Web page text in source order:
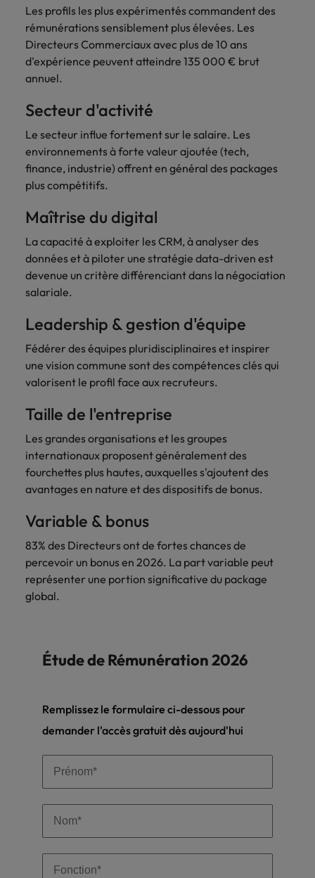
carrière dans le
recrutement ?
Les profils les plus expérimentés commandent des
rémunérations sensiblement plus élevées. Les
Directeurs Commerciaux avec plus de 10 ans
d'expérience peuvent atteindre 135 000 € brut
annuel.
Secteur d'activité
Le secteur influe fortement sur le salaire. Les
environnements à forte valeur ajoutée (tech,
finance, industrie) offrent en général des packages
plus compétitifs.
Maîtrise du digital
La capacité à exploiter les CRM, à analyser des
données et à piloter une stratégie data-driven est
devenue un critère différenciant dans la négociation
salariale.
Leadership & gestion d'équipe
Fédérer des équipes pluridisciplinaires et inspirer
une vision commune sont des compétences clés qui
valorisent le profil face aux recruteurs.
Taille de l'entreprise
Les grandes organisations et les groupes
internationaux proposent généralement des
fourchettes plus hautes, auxquelles s'ajoutent des
avantages en nature et des dispositifs de bonus.
Variable & bonus
83% des Directeurs ont de fortes chances de
percevoir un bonus en 2026. La part variable peut
représenter une portion significative du package
global.
Étude de Rémunération 2026
Remplissez le formulaire ci-dessous pour
demander l'accès gratuit dès aujourd'hui